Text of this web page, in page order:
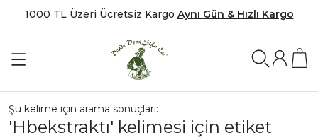
1000 TL Üzeri Ücretsiz Kargo Aynı Gün & Hızlı Kargo
Şu kelime için arama sonuçları:
'Hbekstraktı' kelimesi için etiket